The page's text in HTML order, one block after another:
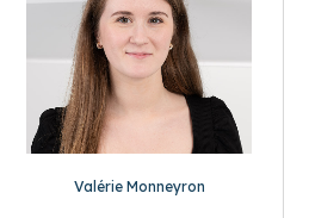
Valérie Monneyron